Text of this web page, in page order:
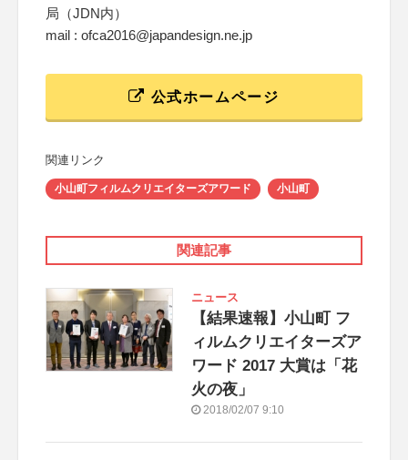
局（JDN内）
mail : ofca2016@japandesign.ne.jp
公式ホームページ
関連リンク
小山町フィルムクリエイターズアワード 小山町
関連記事
ニュース
【結果速報】小山町 フ
ィルムクリエイターズア
ワード 2017 大賞は「花
火の夜」
2018/02/07 9:10